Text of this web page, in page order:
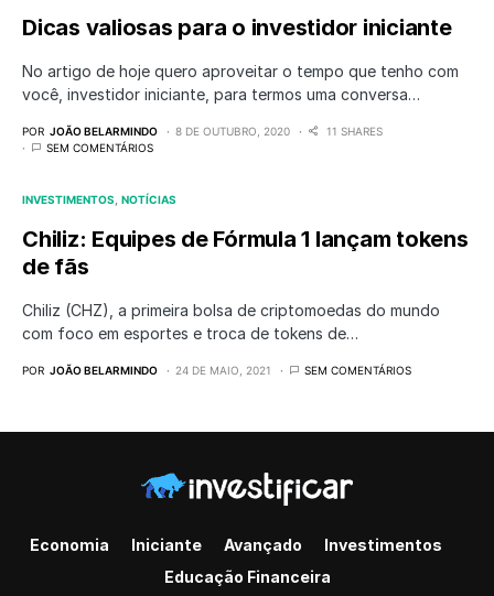
Dicas valiosas para o investidor iniciante
No artigo de hoje quero aproveitar o tempo que tenho com
você, investidor iniciante, para termos uma conversa…
POR JOÃO BELARMINDO 8 DE OUTUBRO, 2020
11 SHARES
SEM COMENTÁRIOS
INVESTIMENTOS NOTÍCIAS
Chiliz: Equipes de Fórmula 1 lançam tokens
de fãs
Chiliz (CHZ), a primeira bolsa de criptomoedas do mundo
com foco em esportes e troca de tokens de…
POR JOÃO BELARMINDO 24 DE MAIO, 2021 SEM COMENTÁRIOS
Economia Iniciante Avançado
Investimentos
Educação Financeira